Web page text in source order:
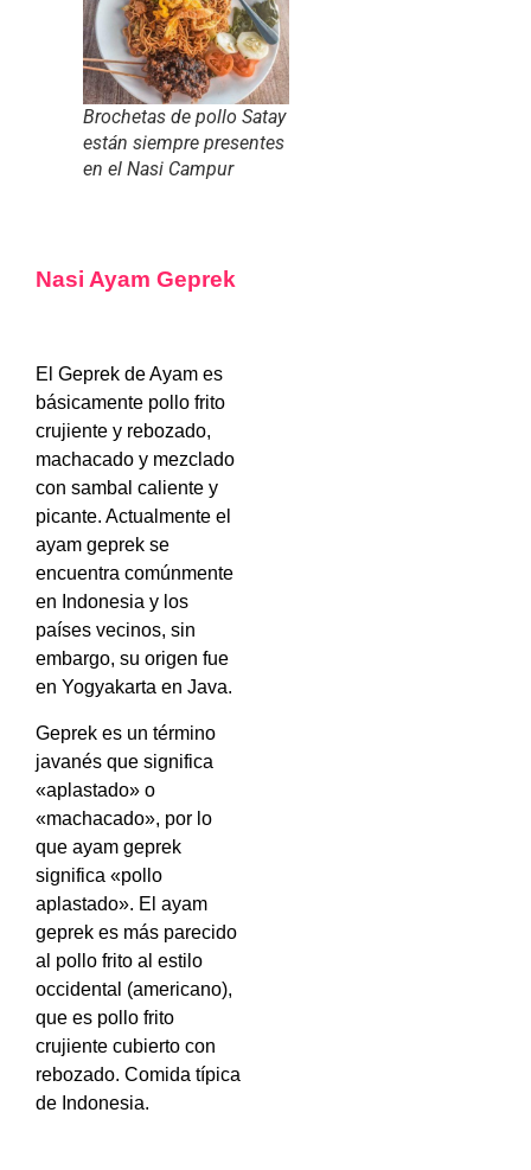
Brochetas de pollo Satay
están siempre presentes
en el Nasi Campur
Nasi Ayam Geprek
El Geprek de Ayam es
básicamente pollo frito
crujiente y rebozado,
machacado y mezclado
con sambal caliente y
picante. Actualmente el
ayam geprek se
encuentra comúnmente
en Indonesia y los
países vecinos, sin
embargo, su origen fue
en Yogyakarta en Java.
Geprek es un término
javanés que significa
«aplastado» o
«machacado», por lo
que ayam geprek
significa «pollo
aplastado». El ayam
geprek es más parecido
al pollo frito al estilo
occidental (americano),
que es pollo frito
crujiente cubierto con
rebozado. Comida típica
de Indonesia.